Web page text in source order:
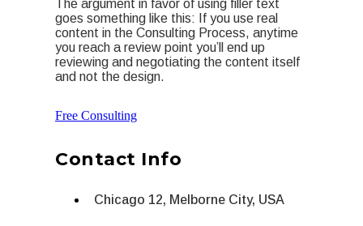
The argument in favor of using filler text
goes something like this: If you use real
content in the Consulting Process, anytime
you reach a review point you’ll end up
reviewing and negotiating the content itself
and not the design.
Free Consulting
Contact Info
Chicago 12, Melborne City, USA